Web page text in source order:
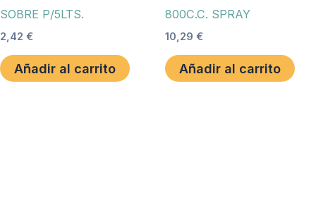
SOBRE P/5LTS.
2,42 €
Añadir al carrito
800C.C. SPRAY
10,29 €
Añadir al carrito